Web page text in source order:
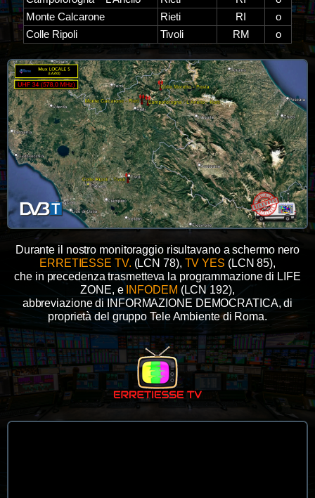
Monte Calcarone
Rieti RI
o
Colle Ripoli
Tivoli RM o
Durante il nostro monitoraggio risultavano a schermo nero
ERRETIESSE TV. (LCN 78), TV YES (LCN 85),
che in precedenza trasmetteva la programmazione di LIFE
ZONE, eINFODEM (LCN 192),
abbreviazione di INFORMAZIONE DEMOCRATICA, di
proprietà del gruppo Tele Ambiente di Roma.